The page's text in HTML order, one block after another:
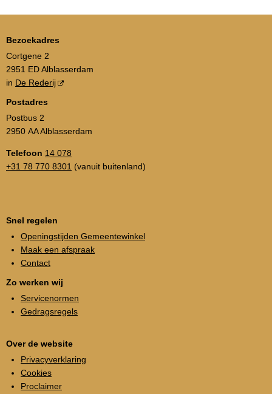
Bezoekadres
Cortgene 2
2951 ED Alblasserdam
in De Rederij
Postadres
Postbus 2
2950 AA Alblasserdam
Telefoon 14 078
+31 78 770 8301 (vanuit buitenland)
Snel regelen
Openingstijden Gemeentewinkel
Maak een afspraak
Contact
Zo werken wij
Servicenormen
Gedragsregels
Over de website
Privacyverklaring
Cookies
Proclaimer